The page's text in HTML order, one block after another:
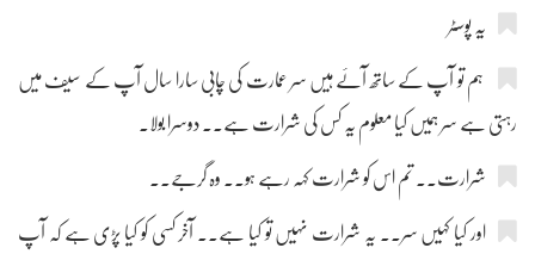
یہ پوسٹر
ہم تو آپ کے ساتھ آئے ہیں سر عمارت کی چابی سارا سال آپ کے سیف میں
رہتی ہے سر ہمیں کیا معلوم یہ کس کی شرارت ہے۔۔ دوسرا بولا۔
شرارت۔۔ تم اس کو شرارت کہہ رہے ہو۔۔ وہ گرجے۔۔
اور کیا کہیں سر۔۔ یہ شرارت نہیں تو کیا ہے۔۔ آخر کسی کو کیا پڑی ہے کہ آپ